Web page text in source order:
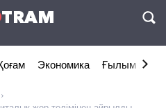
TRAM
Экономика Ғылым және